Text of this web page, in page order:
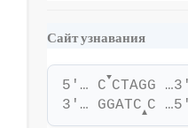
Сайт узнавания
5'… C
▼
CTAGG …3'
3'… GGATC▲C …5'